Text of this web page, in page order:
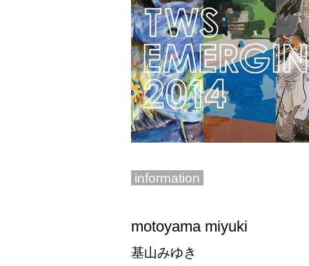
information
motoyama miyuki
基山みゆき